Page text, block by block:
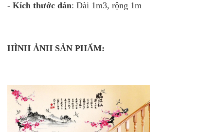
- Kích thước dán: Dài 1m3, rộng 1m
HÌNH ẢNH SẢN PHẨM: